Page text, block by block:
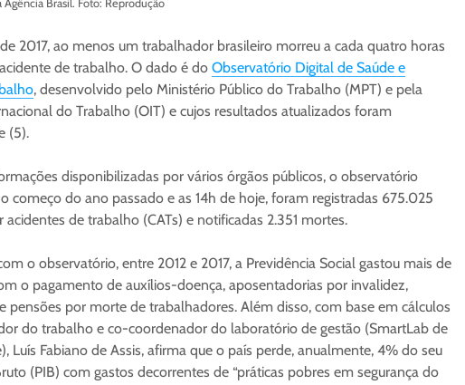
Agência Brasil. Foto: Reprodução
2017, ao menos um trabalhador brasileiro morreu a cada quatro horas
de trabalho. O dado é do Observatório Digital de Saúde e
, desenvolvido pelo Ministério Público do Trabalho (MPT) e pela
do Trabalho (OIT) e cujos resultados atualizados foram
(5).
disponibilizadas por vários órgãos públicos, o observatório
começo do ano passado e as 14h de hoje, foram registradas 675.025
acidentes de trabalho (CATs) e notificadas 2.351 mortes.
o observatório, entre 2012 e 2017, a Previdência Social gastou mais de
o pagamento de auxílios-doença, aposentadorias por invalidez,
pensões por morte de trabalhadores. Além disso, com base em cálculos
do trabalho e co-coordenador do laboratório de gestão (SmartLab de
Luís Fabiano de Assis, afirma que o país perde, anualmente, 4% do seu
(PIB) com gastos decorrentes de “práticas pobres em segurança do